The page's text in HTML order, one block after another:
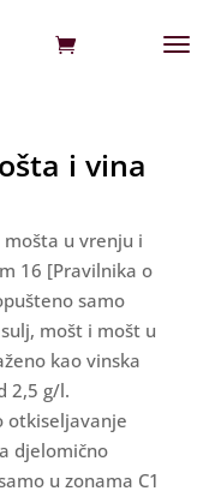
i vina
u vrenju i
16 [Pravilnika o
samo
mošt i mošt u
kao vinska
2,5 g/l.
otkiseljavanje
djelomično
u zonama C1